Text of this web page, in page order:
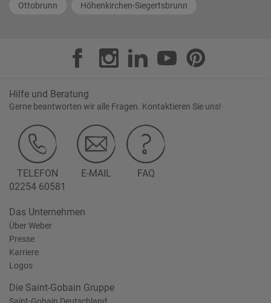
Ottobrunn Höhenkirchen-Siegertsbrunn
Hilfe und Beratung
Gerne beantworten wir alle Fragen. Kontaktieren Sie uns!
TELEFON
02254 60581
E-MAIL FAQ
Das Unternehmen
Über Weber
Presse
Karriere
Logos
Die Saint-Gobain Gruppe